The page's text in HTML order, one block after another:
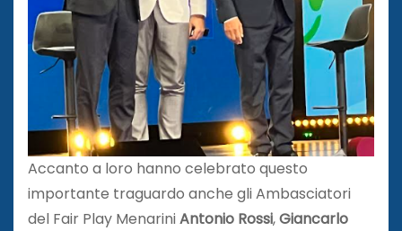
Accanto a loro hanno celebrato questo
importante traguardo anche gli Ambasciatori
del Fair Play MenariniAntonio Rossi,Giancarlo